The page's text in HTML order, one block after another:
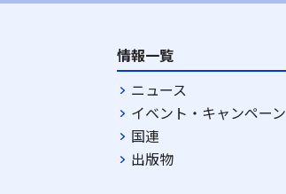
情報一覧
ニュース
イベント・キャンペーン
国連
出版物